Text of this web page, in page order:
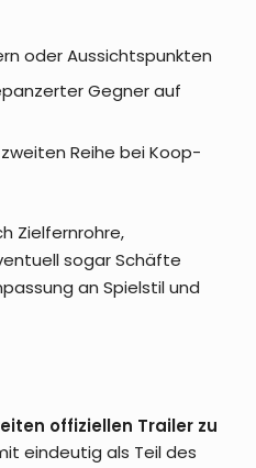
oder Aussichtspunkten
Gegner auf
Reihe bei Koop-
Zielfernrohre,
sogar Schäfte
an Spielstil und
offiziellen Trailer zu
eindeutig als Teil des